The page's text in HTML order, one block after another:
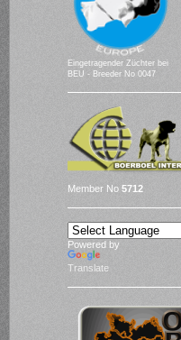
Eingetragender Züchter bei
BEU - Breeder No 0047
Member No 5712
Powered by
Translate